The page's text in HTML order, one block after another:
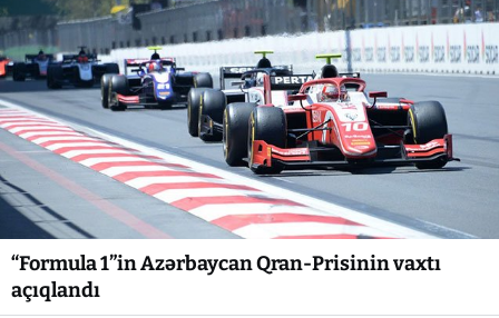
“Formula 1”in Azərbaycan Qran-Prisinin vaxtı
açıqlandı